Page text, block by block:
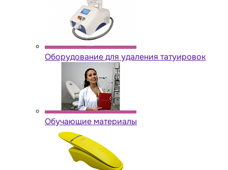
Оборудование для удаления татуировок
Обучающие материалы